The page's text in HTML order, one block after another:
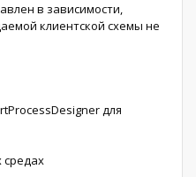
в зависимости,
клиентской схемы не
для
средах